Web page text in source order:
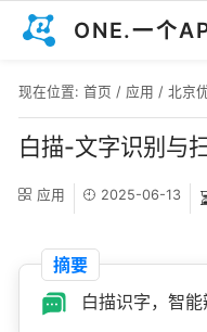
ONE.一个
现在位置: 首页 / 应用 / 北京
白描-文字识别与
应用 2025-06-13
摘要
白描识字，智能